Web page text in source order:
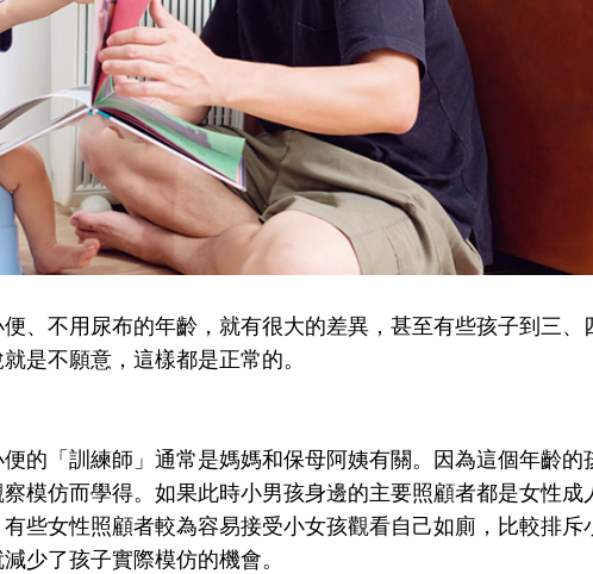
、不用尿布的年齡，就有很大的差異，甚至有些孩子到三、
是不願意，這樣都是正常的。
的「訓練師」通常是媽媽和保母阿姨有關。因為這個年齡的
模仿而學得。如果此時小男孩身邊的主要照顧者都是女性成
些女性照顧者較為容易接受小女孩觀看自己如廁，比較排斥
少了孩子實際模仿的機會。